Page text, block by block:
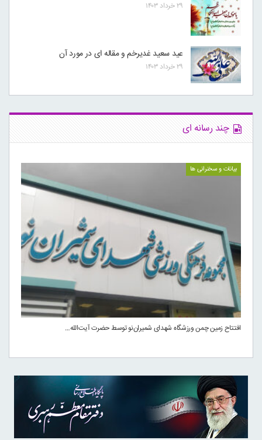
۲۹ خرداد ۱۴۰۳
عید سعید غدیرخم و مقاله ای در مورد آن
۲۹ خرداد ۱۴۰۳
چند رسانه ای
بیانات و سخنرانی ها
افتتاح زمین چمن ورزشگاه شهدای شمیران‌نو توسط حضرت آیت‌الله…